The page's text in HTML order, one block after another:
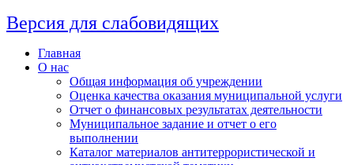
Версия для слабовидящих
Главная
О нас
Общая информация об учреждении
Оценка качества оказания муниципальной услуги
Отчет о финансовых результатах деятельности
Муниципальное задание и отчет о его
выполнении
Каталог материалов антитеррористической и